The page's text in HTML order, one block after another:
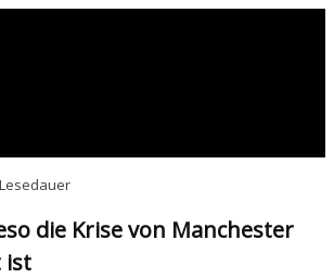
die Krise von Manchester
ist